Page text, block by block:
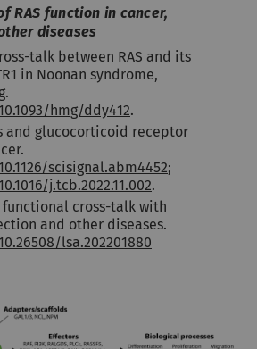
RAS function in cancer,
diseases
talk between RAS and its
in Noonan syndrome,
hmg/ddy412.
and glucocorticoid receptor
scisignal.abm4452;
j.tcb.2022.11.002.
functional cross-talk with
and other diseases.
lsa.202201880